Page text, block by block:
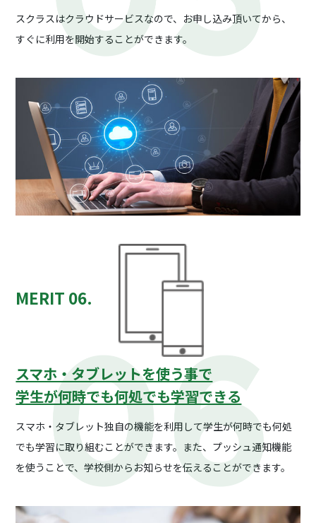
スクラスはクラウドサービスなので、お申し込み頂いてから、
すぐに利用を開始することができます。
MERIT 06.
スマホ・タブレットを使う事で
学生が何時でも何処でも学習できる
スマホ・タブレット独自の機能を利用して学生が何時でも何処
でも学習に取り組むことができます。また、プッシュ通知機能
を使うことで、学校側からお知らせを伝えることができます。